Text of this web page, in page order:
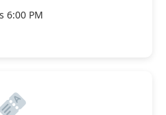
6:00 PM